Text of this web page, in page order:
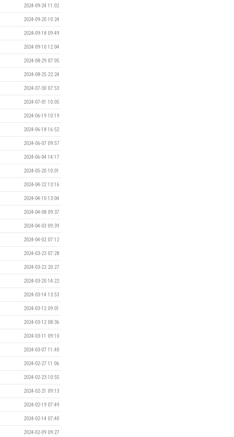
2024-09-24 11:02
2024-09-20 10:24
2024-09-18 09:49
2024-09-10 12:04
2024-08-29 07:05
2024-08-25 22:24
2024-07-30 07:53
2024-07-01 10:05
2024-06-19 10:19
2024-06-18 16:52
2024-06-07 09:57
2024-06-04 14:17
2024-05-20 10:01
2024-04-22 13:16
2024-04-10 13:04
2024-04-08 09:37
2024-04-03 09:39
2024-04-02 07:12
2024-03-23 07:28
2024-03-22 20:27
2024-03-20 14:22
2024-03-14 13:53
2024-03-12 09:01
2024-03-12 08:36
2024-03-11 09:10
2024-03-07 11:40
2024-02-27 11:06
2024-02-23 10:55
2024-02-21 09:13
2024-02-19 07:49
2024-02-14 07:40
2024-02-09 09:27